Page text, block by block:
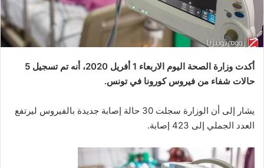
أكدت وزارة الصحة اليوم الاربعاء 1 أفريل 2020، أنه تم تسجيل 5
حالات شفاء من فيروس كورونا في تونس.
يشار إلى أن الوزارة سجلت 30 حالة إصابة جديدة بالفيروس ليرتفع
العدد الجملي إلى 423 إصابة.